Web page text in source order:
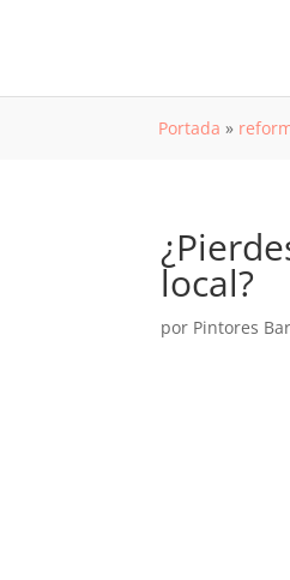
Portada »
local?
por Pintores